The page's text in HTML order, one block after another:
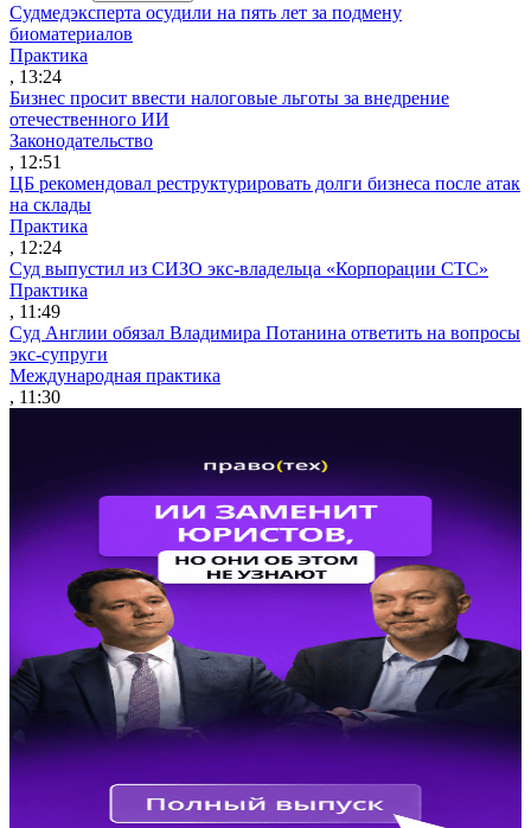
Судмедэксперта осудили на пять лет за подмену
биоматериалов
Практика
, 13:24
Бизнес просит ввести налоговые льготы за внедрение
отечественного ИИ
Законодательство
, 12:51
ЦБ рекомендовал реструктурировать долги бизнеса после атак
на склады
Практика
, 12:24
Суд выпустил из СИЗО экс-владельца «Корпорации СТС»
Практика
, 11:49
Суд Англии обязал Владимира Потанина ответить на вопросы
экс-супруги
Международная практика
, 11:30